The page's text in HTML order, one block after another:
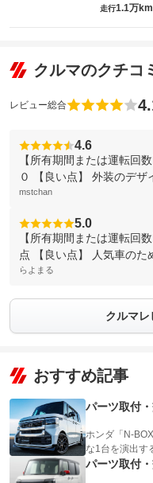
走行1.1万km
クルマのクチコ
レビュー総合
4.6
【所有期間または運転回
０ 【良い点】 外装のデザ
mstchan
5.0
【所有期間または運転回
点 【良い点】 人気車のた
らよまる
クルマレ
おすすめ記事
パーツ取付
ホンダ「N-
な1台を演出す
パーツ取付